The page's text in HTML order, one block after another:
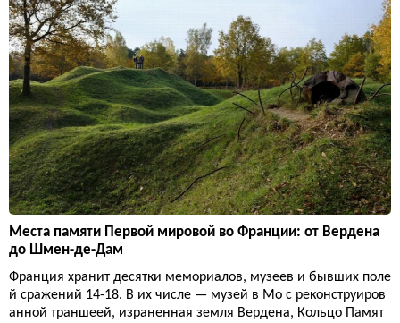
Места памяти Первой мировой во Франции: от Вердена
до Шмен-де-Дам
Франция хранит десятки мемориалов, музеев и бывших поле
й сражений 14-18. В их числе — музей в Мо с реконструиров
анной траншеей, израненная земля Вердена, Кольцо Памят